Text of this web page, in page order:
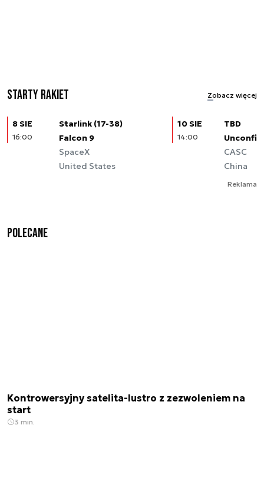
Starty rakiet Zobacz więcej
8 SIE
16:00
Starlink (17-38)
Falcon 9
SpaceX
United States
10 SIE
14:00
TBD
CASC
China
Reklama
Polecane
Kontrowersyjny satelita-lustro z zezwoleniem na
start
3 min.